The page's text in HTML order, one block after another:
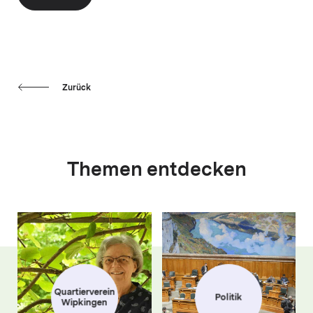
Zurück
Themen entdecken
Quartierverein
Wipkingen
Politik